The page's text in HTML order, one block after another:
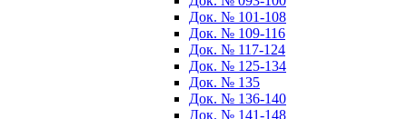
Док. № 101-108
Док. № 109-116
Док. № 117-124
Док. № 125-134
Док. № 135
Док. № 136-140
Док. № 141-148